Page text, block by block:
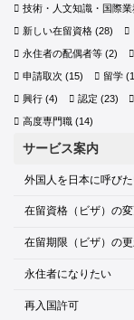
技術・人文知識・国際業
新しい在留資格 (28)
永住者の配偶者等 (2)
申請取次 (15) 留学
興行 (4) 認定 (23)
高度専門職 (14)
サービス案内
外国人を日本に呼び
在留資格（ビザ）の
在留期限（ビザ）の
永住者になりたい
再入国許可